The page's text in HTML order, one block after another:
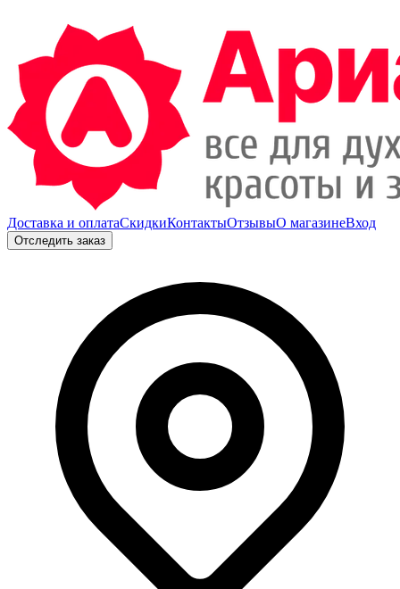
Доставка и оплатаСкидкиКонтактыОтзывыО магазинеВход
Отследить заказ